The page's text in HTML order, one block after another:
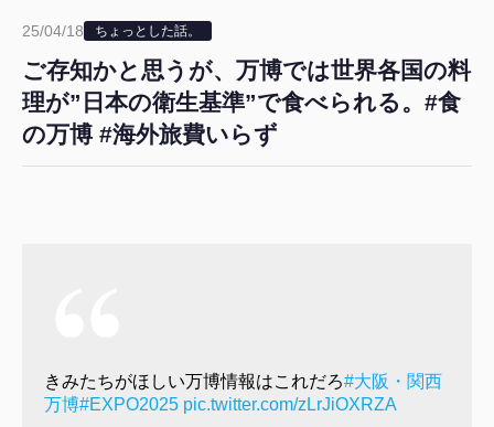
25/04/18 ちょっとした話。
ご存知かと思うが、万博では世界各国の料
理が”日本の衛生基準”で食べられる。#食
の万博 #海外旅費いらず
きみたちがほしい万博情報はこれだろ#大阪・関西
万博#EXPO2025 pic.twitter.com/zLrJiOXRZA